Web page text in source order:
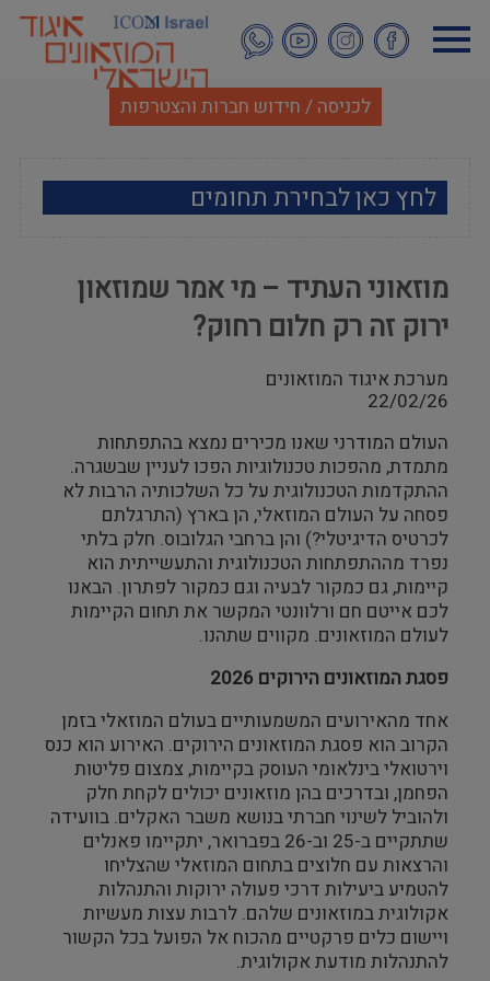
לתוכן
העיקרי
לכניסה / חידוש חברות והצטרפות
לחץ כאן לבחירת תחומים
אמנות
מוזאולוגיה כללי
היסטוריה ומורשת
צילום ווידאו ארט
מדע וטבע
ביטחון ובטיחות
שימור
חינוך והדרכה
עיצוב וארכיטקטורה
התיישבות
זכוכית וקרמיקה
רישום וקטלוג
מוזאוני העתיד – מי אמר שמוזאון
ירוק זה רק חלום רחוק?
מערכת איגוד המוזאונים
22/02/26
העולם המודרני שאנו מכירים נמצא בהתפתחות
מתמדת, מהפכות טכנולוגיות הפכו לעניין שבשגרה.
ההתקדמות הטכנולוגית על כל השלכותיה הרבות לא
פסחה על העולם המוזאלי, הן בארץ (התרגלתם
לכרטיס הדיגיטלי?) והן ברחבי הגלובוס. חלק בלתי
נפרד מההתפתחות הטכנולוגית והתעשייתית הוא
קיימות, גם כמקור לבעיה וגם כמקור לפתרון. הבאנו
לכם אייטם חם ורלוונטי המקשר את תחום הקיימות
לעולם המוזאונים. מקווים שתהנו.
פסגת המוזאונים הירוקים 2026
אחד מהאירועים המשמעותיים בעולם המוזאלי בזמן
הקרוב הוא פסגת המוזאונים הירוקים. האירוע הוא כנס
וירטואלי בינלאומי העוסק בקיימות, צמצום פליטות
הפחמן, ובדרכים בהן מוזאונים יכולים לקחת חלק
ולהוביל לשינוי חברתי בנושא משבר האקלים. בוועידה
שתתקיים ב-25 וב-26 בפברואר, יתקיימו פאנלים
והרצאות עם חלוצים בתחום המוזאלי שהצליחו
להטמיע ביעילות דרכי פעולה ירוקות והתנהלות
אקולוגית במוזאונים שלהם. לרבות עצות מעשיות
ויישום כלים פרקטיים מהכוח אל הפועל בכל הקשור
להתנהלות מודעת אקולוגית.